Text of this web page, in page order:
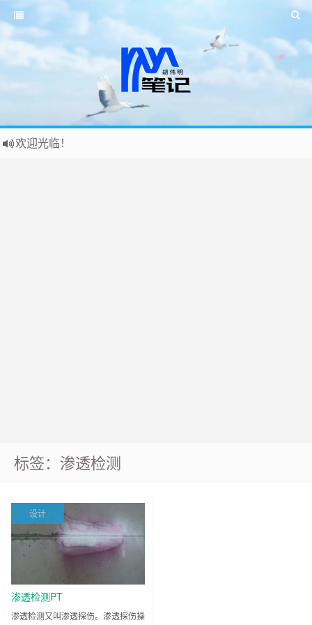
欢迎光临！
标签：渗透检测
设计
渗透检测PT
渗透检测又叫渗透探伤。渗透探伤操